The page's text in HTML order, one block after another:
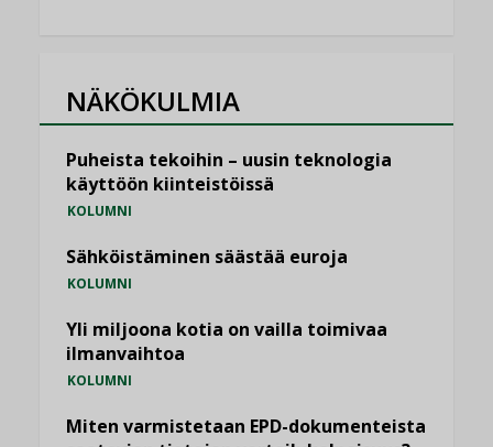
NÄKÖKULMIA
Puheista tekoihin – uusin teknologia
käyttöön kiinteistöissä
KOLUMNI
Sähköistäminen säästää euroja
KOLUMNI
Yli miljoona kotia on vailla toimivaa
ilmanvaihtoa
KOLUMNI
Miten varmistetaan EPD-dokumenteista